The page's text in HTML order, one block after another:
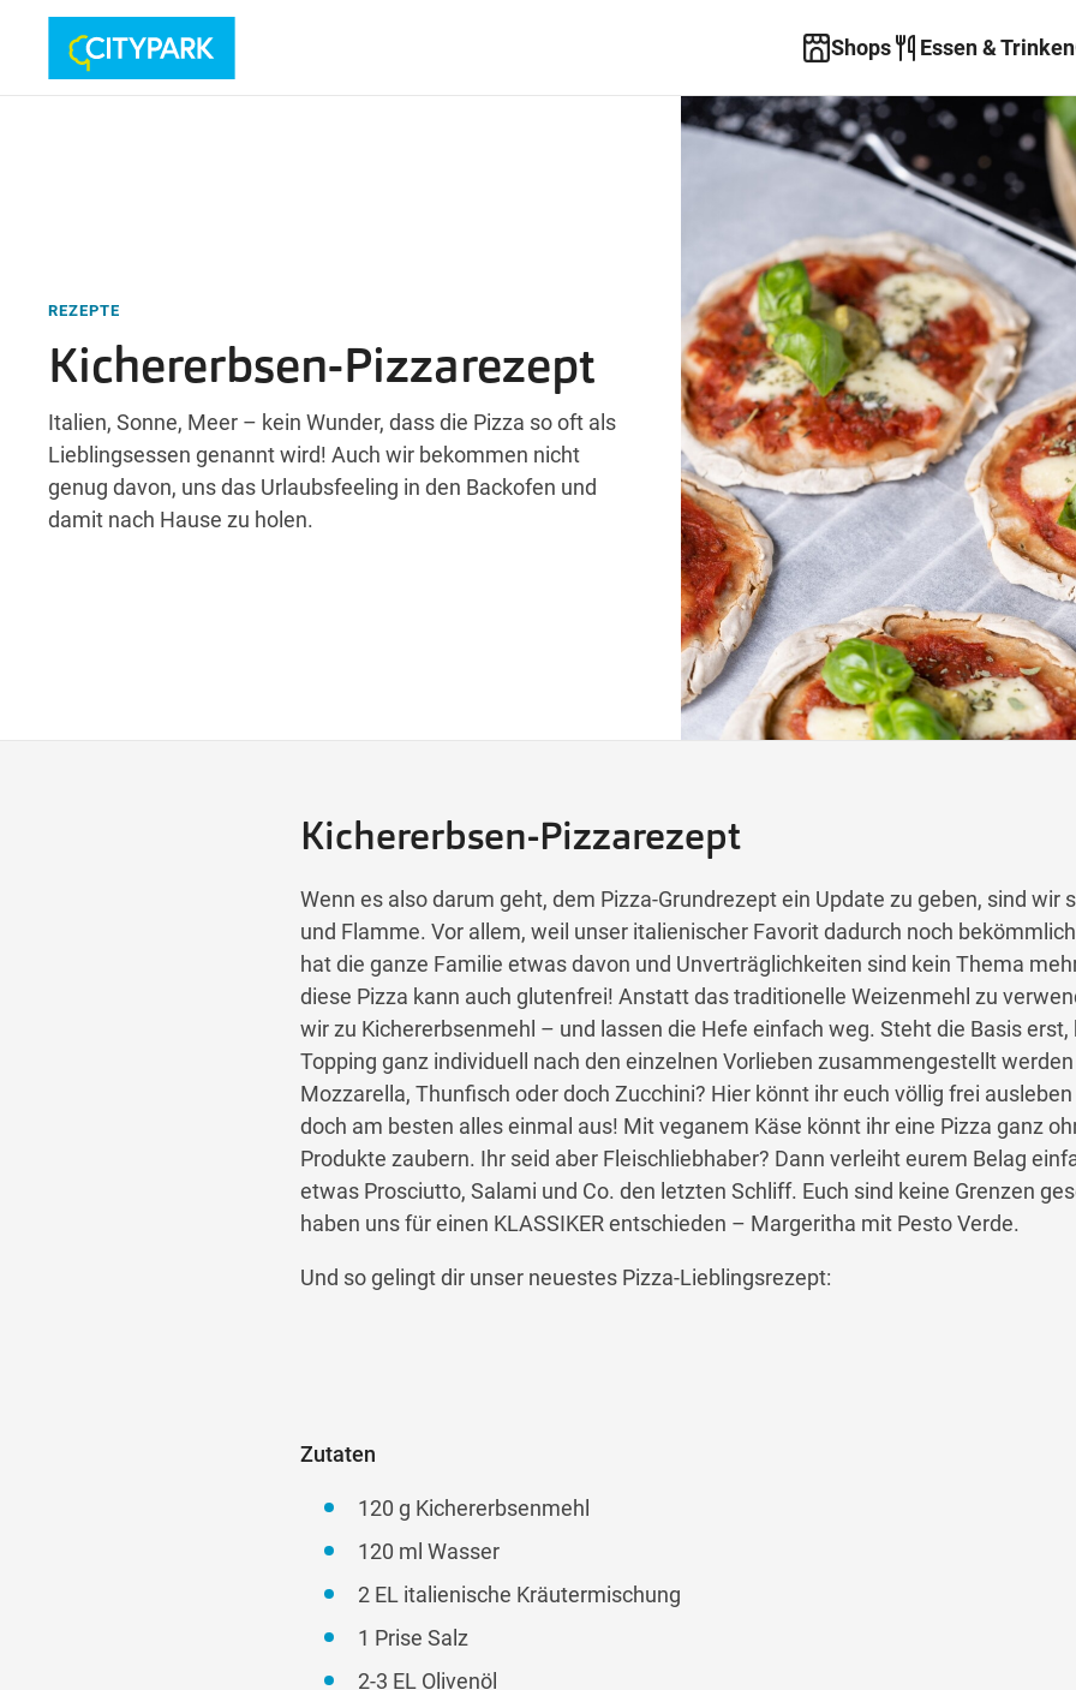
Shops Essen & Trinken
REZEPTE
Kichererbsen-Pizzarezept
Italien, Sonne, Meer – kein Wunder, dass die Pizza so oft als
Lieblingsessen genannt wird! Auch wir bekommen nicht
genug davon, uns das Urlaubsfeeling in den Backofen und
damit nach Hause zu holen.
Kichererbsen-Pizzarezept
Wenn es also darum geht, dem Pizza-Grundrezept ein Update zu geben, sind wir
und Flamme. Vor allem, weil unser italienischer Favorit dadurch noch
hat die ganze Familie etwas davon und Unverträglichkeiten sind kein Thema
diese Pizza kann auch glutenfrei! Anstatt das traditionelle Weizenmehl zu
wir zu Kichererbsenmehl – und lassen die Hefe einfach weg. Steht die Basis erst,
Topping ganz individuell nach den einzelnen Vorlieben zusammengestellt
Mozzarella, Thunfisch oder doch Zucchini? Hier könnt ihr euch völlig frei
doch am besten alles einmal aus! Mit veganem Käse könnt ihr eine Pizza ganz
Produkte zaubern. Ihr seid aber Fleischliebhaber? Dann verleiht eurem Belag
etwas Prosciutto, Salami und Co. den letzten Schliff. Euch sind keine Grenzen
haben uns für einen KLASSIKER entschieden – Margeritha mit Pesto Verde.
Und so gelingt dir unser neuestes Pizza-Lieblingsrezept:
Zutaten
120 g Kichererbsenmehl
120 ml Wasser
2 EL italienische Kräutermischung
1 Prise Salz
2-3 EL Olivenöl